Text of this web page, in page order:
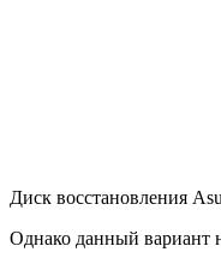
Диск восстановления
Однако данный вариант